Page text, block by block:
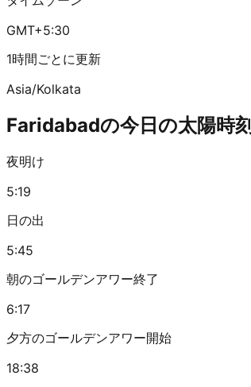
GMT+5:30
1時間ごとに更新
Asia/Kolkata
Faridabadの今日の太陽時刻
夜明け
5:19
日の出
5:45
朝のゴールデンアワー終了
6:17
夕方のゴールデンアワー開始
18:38